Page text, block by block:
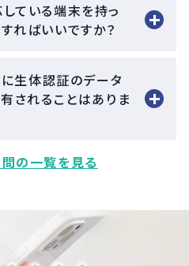
ている端末を持っ
ればいいですか？​
に生体認証のデータ
有されることはありま
問の一覧を見る